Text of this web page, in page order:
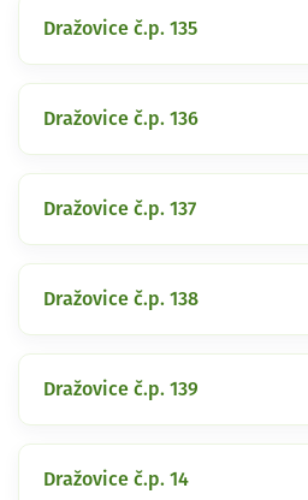
Dražovice č.p. 135
Dražovice č.p. 136
Dražovice č.p. 137
Dražovice č.p. 138
Dražovice č.p. 139
Dražovice č.p. 14